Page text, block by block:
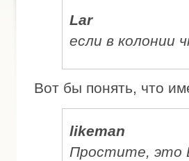
Lar
если в колонии
Вот бы понять, что
likeman
Простите, это